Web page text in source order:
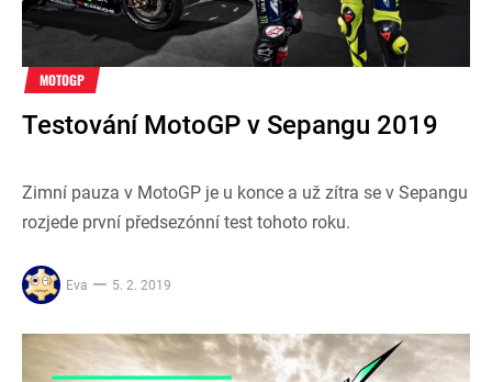
MOTOGP
Testování MotoGP v Sepangu 2019
Zimní pauza v MotoGP je u konce a už zítra se v Sepangu
rozjede první předsezónní test tohoto roku.
Eva 5. 2. 2019